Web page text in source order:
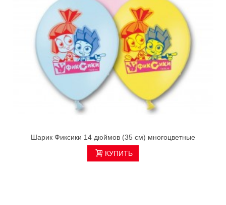
Шарик Фиксики 14 дюймов (35 см) многоцветные
КУПИТЬ